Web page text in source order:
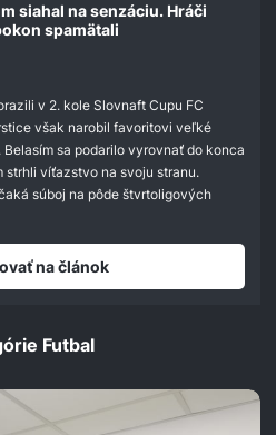
siahal na senzáciu. Hráči
spamätali
v 2. kole Slovnaft Cupu FC
však narobil favoritovi veľké
sa podarilo vyrovnať do konca
strhli víťazstvo na svoju stranu.
súboj na pôde štvrtoligových
na článok
Futbal